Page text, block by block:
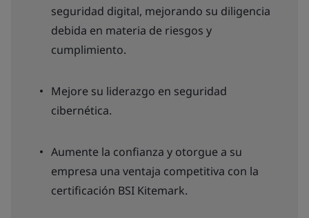
seguridad digital, mejorando su diligencia
debida en materia de riesgos y
cumplimiento.
Mejore su liderazgo en seguridad
cibernética.
Aumente la confianza y otorgue a su
empresa una ventaja competitiva con la
certificación BSI Kitemark.